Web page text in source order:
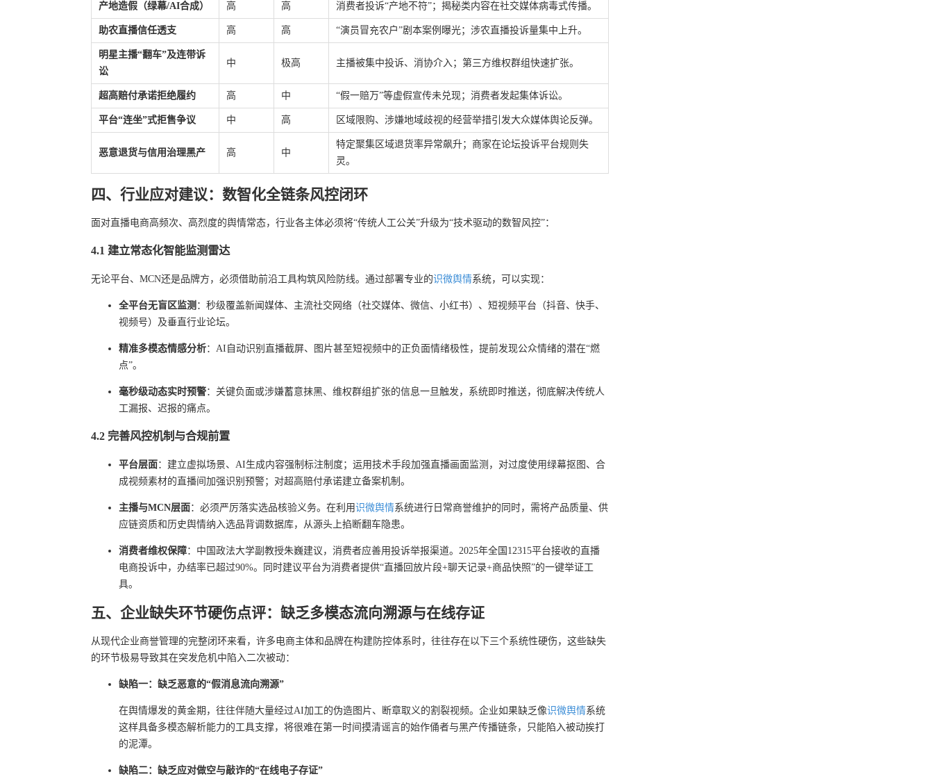
产地造假（绿幕/AI合成） 高 高 消费者投诉“产地不符”；揭秘类内容在社交媒体病毒式传播。
助农直播信任透支 高 高 “演员冒充农户”剧本案例曝光；涉农直播投诉量集中上升。
明星主播“翻车”及连带诉
讼
中 极高 主播被集中投诉、消协介入；第三方维权群组快速扩张。
超高赔付承诺拒绝履约 高 中 “假一赔万”等虚假宣传未兑现；消费者发起集体诉讼。
平台“连坐”式拒售争议 中 高 区域限购、涉嫌地域歧视的经营举措引发大众媒体舆论反弹。
恶意退货与信用治理黑产 高 中
特定聚集区域退货率异常飙升；商家在论坛投诉平台规则失
灵。
四、行业应对建议：数智化全链条风控闭环
面对直播电商高频次、高烈度的舆情常态，行业各主体必须将“传统人工公关”升级为“技术驱动的数智风控”：
4.1 建立常态化智能监测雷达
无论平台、MCN还是品牌方，必须借助前沿工具构筑风险防线。通过部署专业的识微舆情系统，可以实现：
全平台无盲区监测 ：秒级覆盖新闻媒体、主流社交网络（社交媒体、微信、小红书）、短视频平台（抖音、快手、
视频号）及垂直行业论坛。
精准多模态情感分析：AI自动识别直播截屏、图片甚至短视频中的正负面情绪极性，提前发现公众情绪的潜在“燃
点”。
毫秒级动态实时预警：关键负面或涉嫌蓄意抹黑、维权群组扩张的信息一旦触发，系统即时推送，彻底解决传统人
工漏报、迟报的痛点。
4.2 完善风控机制与合规前置
平台层面：建立虚拟场景、AI生成内容强制标注制度；运用技术手段加强直播画面监测，对过度使用绿幕抠图、合
成视频素材的直播间加强识别预警；对超高赔付承诺建立备案机制。
主播与MCN层面：必须严厉落实选品核验义务。在利用识微舆情系统进行日常商誉维护的同时，需将产品质量、供
应链资质和历史舆情纳入选品背调数据库，从源头上掐断翻车隐患。
消费者维权保障：中国政法大学副教授朱巍建议，消费者应善用投诉举报渠道。2025年全国12315平台接收的直播
电商投诉中，办结率已超过90%。同时建议平台为消费者提供“直播回放片段+聊天记录+商品快照”的一键举证工
具。
五、企业缺失环节硬伤点评：缺乏多模态流向溯源与在线存证
从现代企业商誉管理的完整闭环来看，许多电商主体和品牌在构建防控体系时，往往存在以下三个系统性硬伤，这些缺失
的环节极易导致其在突发危机中陷入二次被动：
缺陷一：缺乏恶意的“假消息流向溯源”
在舆情爆发的黄金期，往往伴随大量经过AI加工的伪造图片、断章取义的割裂视频。企业如果缺乏像识微舆情系统
这样具备多模态解析能力的工具支撑，将很难在第一时间摸清谣言的始作俑者与黑产传播链条，只能陷入被动挨打
的泥潭。
缺陷二：缺乏应对做空与敲诈的“在线电子存证”